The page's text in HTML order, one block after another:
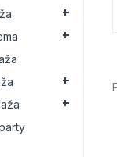
i toalet papri
omotni papir
trska)